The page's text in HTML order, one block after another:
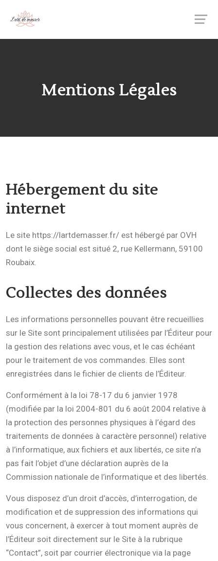
Mentions Légales
Hébergement du site
internet
Le site https://lartdemasser.fr/ est hébergé par OVH
dont le siège social est situé 2, rue Kellermann, 59100
Roubaix.
Collectes des données
Les informations personnelles pouvant être recueillies
sur le Site sont principalement utilisées par l’Éditeur pour
la gestion des relations avec vous, et le cas échéant
pour le traitement de vos commandes. Elles sont
enregistrées dans le fichier de clients de l’Éditeur.
Conformément à la loi 78-17 du 6 janvier 1978
(modifiée par la loi 2004-801 du 6 août 2004 relative à
la protection des personnes physiques à l’égard des
traitements de données à caractère personnel) relative
à l’informatique, aux fichiers et aux libertés, ce site n’a
pas fait l’objet d’une déclaration auprès de la
Commission nationale de l’informatique et des libertés.
Vous disposez d’un droit d’accès, d’interrogation, de
modification et de suppression des informations qui
vous concernent, à exercer à tout moment auprès de
l’Éditeur soit directement sur le Site à la rubrique
“Contact”, soit par courrier électronique via la page